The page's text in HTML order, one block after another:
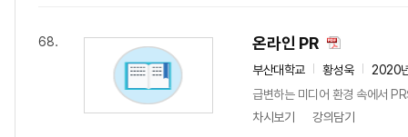
68. 온라인 PR
부산대학교 황성욱
2020
급변하는 미디어 환경 속에서
차시보기
강의담기